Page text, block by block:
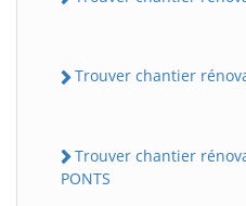
Trouver chantier
Trouver chantier
PONTS